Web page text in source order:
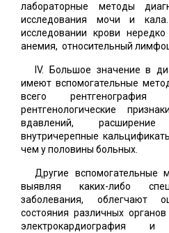
лабораторные методы
исследования мочи и
исследовании крови
анемия, относительный
IV. Большое значение в
имеют вспомогательные
всего рентгенография
рентгенологические
вдавлений,
внутричерепные
чем у половины больных.
Другие вспомогательные
выявляя каких-либо
заболевания, облегчают
состояния различных
электрокардиография и